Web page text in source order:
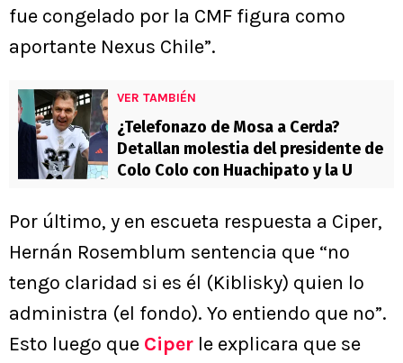
fue congelado por la CMF figura como
aportante Nexus Chile”.
VER TAMBIÉN
¿Telefonazo de Mosa a Cerda?
Detallan molestia del presidente de
Colo Colo con Huachipato y la U
Por último, y en escueta respuesta a Ciper,
Hernán Rosemblum sentencia que “no
tengo claridad si es él (Kiblisky) quien lo
administra (el fondo). Yo entiendo que no”.
Esto luego que Ciper le explicara que se